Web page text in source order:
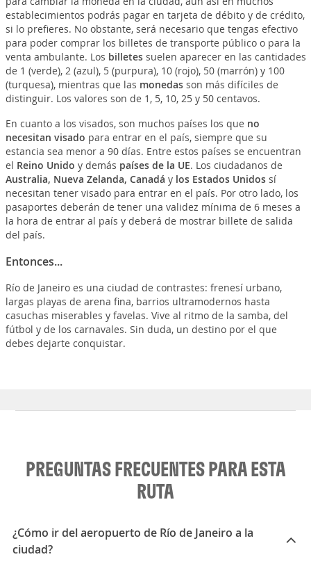
establecimientos podrás pagar en tarjeta de débito y de crédito,
si lo prefieres. No obstante, será necesario que tengas efectivo
para poder comprar los billetes de transporte público o para la
venta ambulante. Los billetessuelen aparecer en las cantidades
de 1 (verde), 2 (azul), 5 (purpura), 10 (rojo), 50 (marrón) y 100
(turquesa), mientras que las monedasson más difíciles de
distinguir. Los valores son de 1, 5, 10, 25 y 50 centavos.
En cuanto a los visados, son muchos países los que no
necesitan visado para entrar en el país, siempre que su
estancia sea menor a 90 días. Entre estos países se encuentran
el Reino Unido y demás países de la UE. Los ciudadanos de
Australia, Nueva Zelanda, Canadá ylos Estados Unidos sí
necesitan tener visado para entrar en el país. Por otro lado, los
pasaportes deberán de tener una validez mínima de 6 meses a
la hora de entrar al país y deberá de mostrar billete de salida
del país.
Entonces...
Río de Janeiro es una ciudad de contrastes: frenesí urbano,
largas playas de arena fina, barrios ultramodernos hasta
casuchas miserables y favelas. Vive al ritmo de la samba, del
fútbol y de los carnavales. Sin duda, un destino por el que
debes dejarte conquistar.
PREGUNTAS FRECUENTES PARA ESTA
RUTA
¿Cómo ir del aeropuerto de Río de Janeiro a la
ciudad?